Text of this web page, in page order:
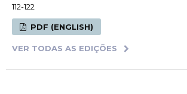
112-122
PDF (ENGLISH)
VER TODAS AS EDIÇÕES